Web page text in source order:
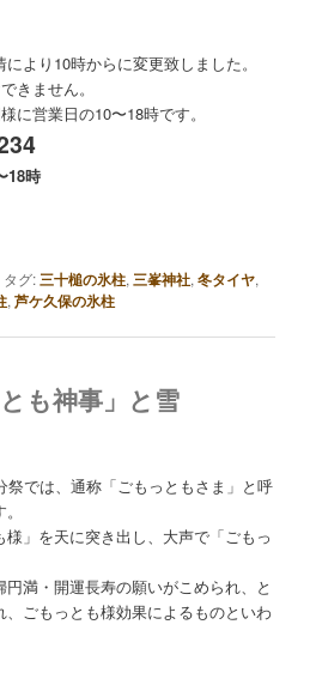
より10時からに変更致しました。
きません。
に営業日の10〜18時です。
18時
タグ:三十槌の氷柱, 三峯神社,冬タイヤ,
,芦ケ久保の氷柱
も神事」と雪
祭では、通称「ごもっともさま」と呼
」を天に突き出し、大声で「ごもっ
満・開運長寿の願いがこめられ、と
、ごもっとも様効果によるものといわ